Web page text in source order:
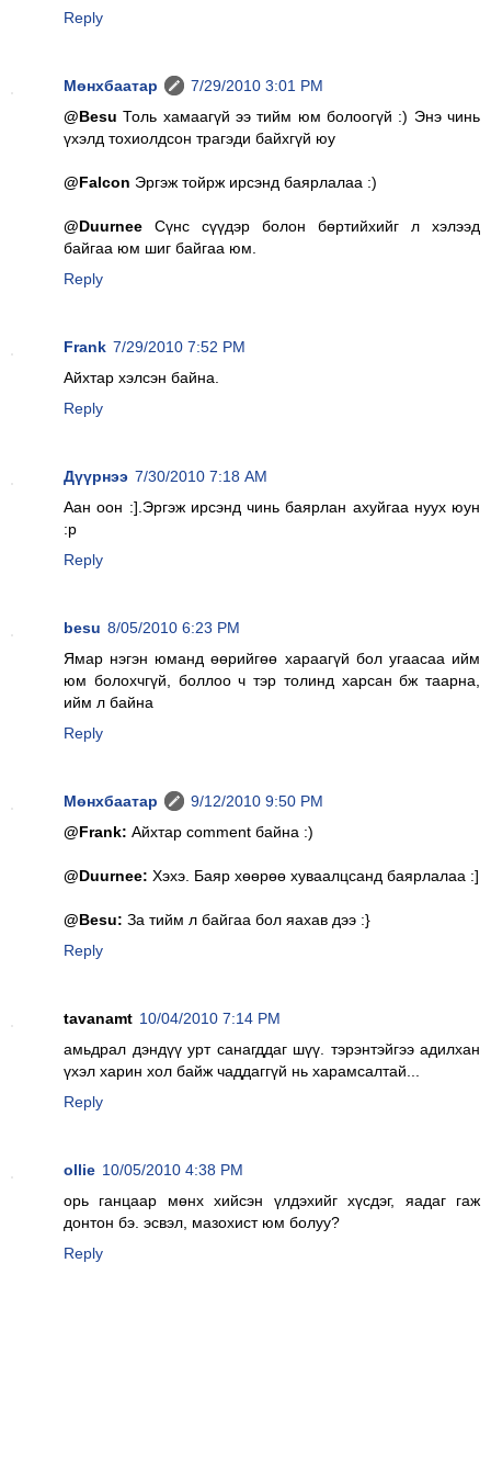
Reply
Мөнхбаатар
7/29/2010 3:01 PM
@Besu Толь хамаагүй ээ тийм юм болоогүй :) Энэ чинь
үхэлд тохиолдсон трагэди байхгүй юу
@Falcon Эргэж тойрж ирсэнд баярлалаа :)
@Duurnee Сүнс сүүдэр болон бөртийхийг л хэлээд
байгаа юм шиг байгаа юм.
Reply
Frank 7/29/2010 7:52 PM
Айхтар хэлсэн байна.
Reply
Дүүрнээ 7/30/2010 7:18 AM
Аан оон :].Эргэж ирсэнд чинь баярлан ахуйгаа нуух юун
:p
Reply
besu 8/05/2010 6:23 PM
Ямар нэгэн юманд өөрийгөө хараагүй бол угаасаа ийм
юм болохчгүй, боллоо ч тэр толинд харсан бж таарна,
ийм л байна
Reply
Мөнхбаатар
9/12/2010 9:50 PM
@Frank: Айхтар comment байна :)
@Duurnee: Хэхэ. Баяр хөөрөө хуваалцсанд баярлалаа :]
@Besu: За тийм л байгаа бол яахав дээ :}
Reply
tavanamt 10/04/2010 7:14 PM
амьдрал дэндүү урт санагддаг шүү. тэрэнтэйгээ адилхан
үхэл харин хол байж чаддаггүй нь харамсалтай...
Reply
ollie 10/05/2010 4:38 PM
орь ганцаар мөнх хийсэн үлдэхийг хүсдэг, яадаг гаж
донтон бэ. эсвэл, мазохист юм болуу?
Reply